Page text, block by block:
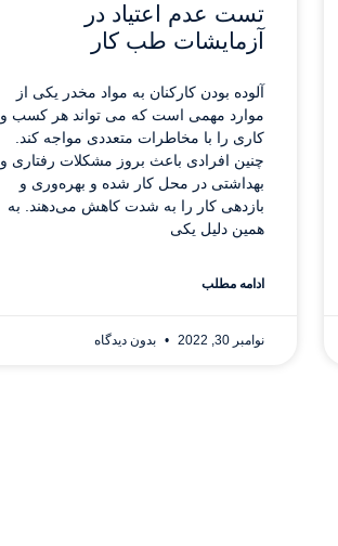
تست عدم اعتیاد در
آزمایشات طب کار
آلوده بودن کارکنان به مواد مخدر یکی از
موارد مهمی است که می تواند هر کسب و
کاری را با مخاطرات متعددی مواجه کند.
چنین افرادی باعث بروز مشکلات رفتاری و
بهداشتی در محل کار شده و بهره‌وری و
بازدهی کار را به شدت کاهش می‌دهند. به
همین دلیل یکی
ادامه مطلب
نوامبر 30, 2022 بدون دیدگاه